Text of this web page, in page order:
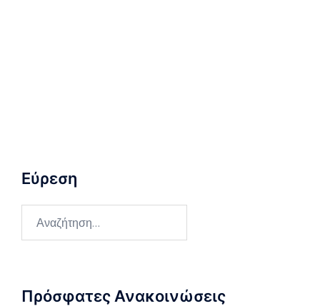
Εύρεση
για:
Πρόσφατες Ανακοινώσεις